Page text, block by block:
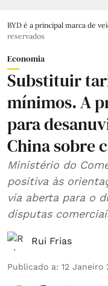
BYD é a principal marca de
reservados
Economia
Substituir
mínimos. A
para
China sobre
Ministério do
positiva às
via aberta para o
disputas
Rui Frias
Publicado a: 12 Janeiro